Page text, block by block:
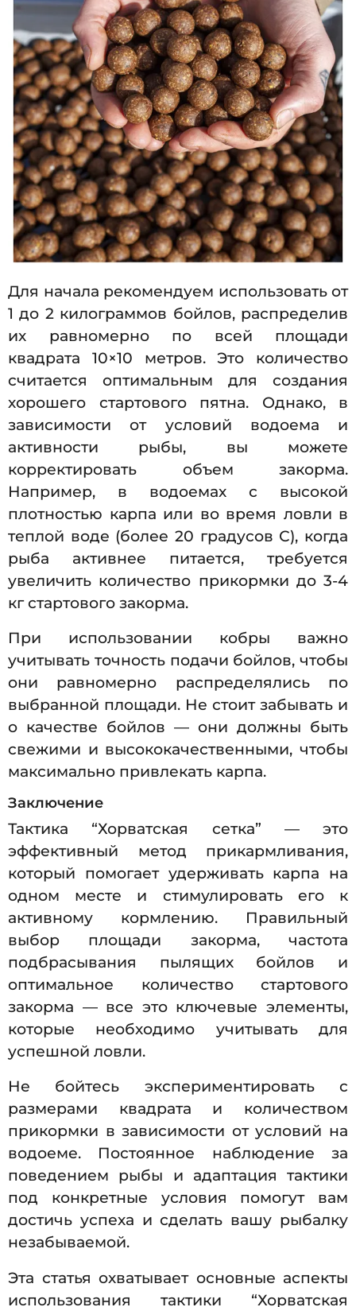
Для начала рекомендуем использовать от
1 до 2 килограммов бойлов, распределив
их равномерно по всей площади
квадрата 10×10 метров. Это количество
считается оптимальным для создания
хорошего стартового пятна. Однако, в
зависимости от условий водоема и
активности рыбы, вы можете
корректировать объем закорма.
Например, в водоемах с высокой
плотностью карпа или во время ловли в
теплой воде (более 20 градусов С), когда
рыба активнее питается, требуется
увеличить количество прикормки до 3-4
кг стартового закорма.
При использовании кобры важно
учитывать точность подачи бойлов, чтобы
они равномерно распределялись по
выбранной площади. Не стоит забывать и
о качестве бойлов — они должны быть
свежими и высококачественными, чтобы
максимально привлекать карпа.
Заключение
Тактика “Хорватская сетка” — это
эффективный метод прикармливания,
который помогает удерживать карпа на
одном месте и стимулировать его к
активному кормлению. Правильный
выбор площади закорма, частота
подбрасывания пылящих бойлов и
оптимальное количество стартового
закорма — все это ключевые элементы,
которые необходимо учитывать для
успешной ловли.
Не бойтесь экспериментировать с
размерами квадрата и количеством
прикормки в зависимости от условий на
водоеме. Постоянное наблюдение за
поведением рыбы и адаптация тактики
под конкретные условия помогут вам
достичь успеха и сделать вашу рыбалку
незабываемой.
Эта статья охватывает основные аспекты
использования тактики “Хорватская